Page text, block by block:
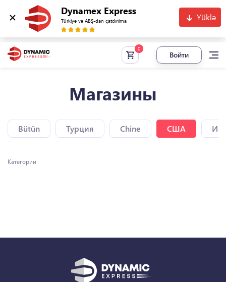
Dynamex Express
Türkiyə və ABŞ-dan çatdırılma Yüklə
Войти
Магазины
Bütün Турция Chine США
Категории